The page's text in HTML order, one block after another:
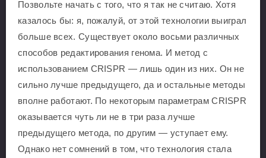
Позвольте начать с того, что я так не считаю. Хотя
казалось бы: я, пожалуй, от этой технологии выиграл
больше всех. Существует около восьми различных
способов редактирования генома. И метод с
использованием CRISPR — лишь один из них. Он не
сильно лучше предыдущего, да и остальные методы
вполне работают. По некоторым параметрам CRISPR
оказывается чуть ли не в три раза лучше
предыдущего метода, по другим — уступает ему.
Однако нет сомнений в том, что технология стала